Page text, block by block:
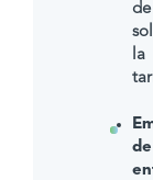
de
la
de